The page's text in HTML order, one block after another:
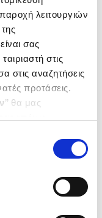
λειτουργιών
σας
στις
στις αναζητήσεις
προτάσεις.
’’ θα μας
παρακάτω με την
σχετικά με